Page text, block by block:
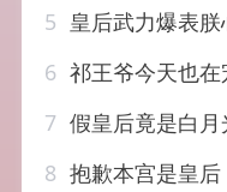
5 皇后武力爆表
6 祁王爷今天也
7 假皇后竟是白
8 抱歉本宫是皇